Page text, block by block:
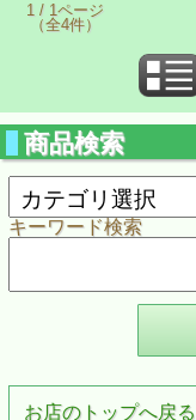
1 / 1ページ
（全4件）
商品検索
キーワード検索
お店のトップへ戻る